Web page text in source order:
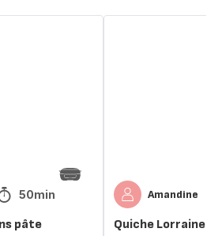
50min
pâte
Amandine
Quiche Lorraine